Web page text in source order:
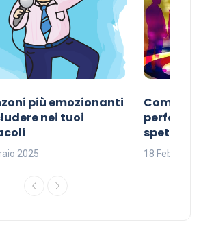
più emozionanti
nei tuoi
2025
Come
perfetta
18 Febbraio